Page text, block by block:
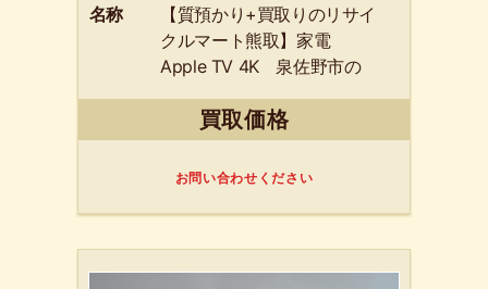
名称
【質預かり+買取りのリサイ
クルマート熊取】家電
Apple TV 4K 泉佐野市の
取りさせて頂きました。
買取価格
お問い合わせください